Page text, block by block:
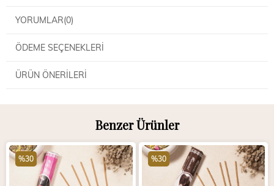
YORUMLAR(0)
ÖDEME SEÇENEKLERI
ÜRÜN ÖNERILERI
Benzer Ürünler
%30 %30